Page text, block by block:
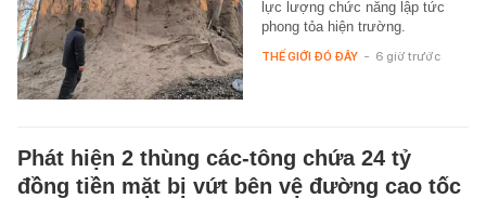
lực lượng chức năng lập tức
phong tỏa hiện trường.
THẾ GIỚI ĐÓ ĐÂY - 6 giờ trước
Phát hiện 2 thùng các-tông chứa 24 tỷ
đồng tiền mặt bị vứt bên vệ đường cao tốc